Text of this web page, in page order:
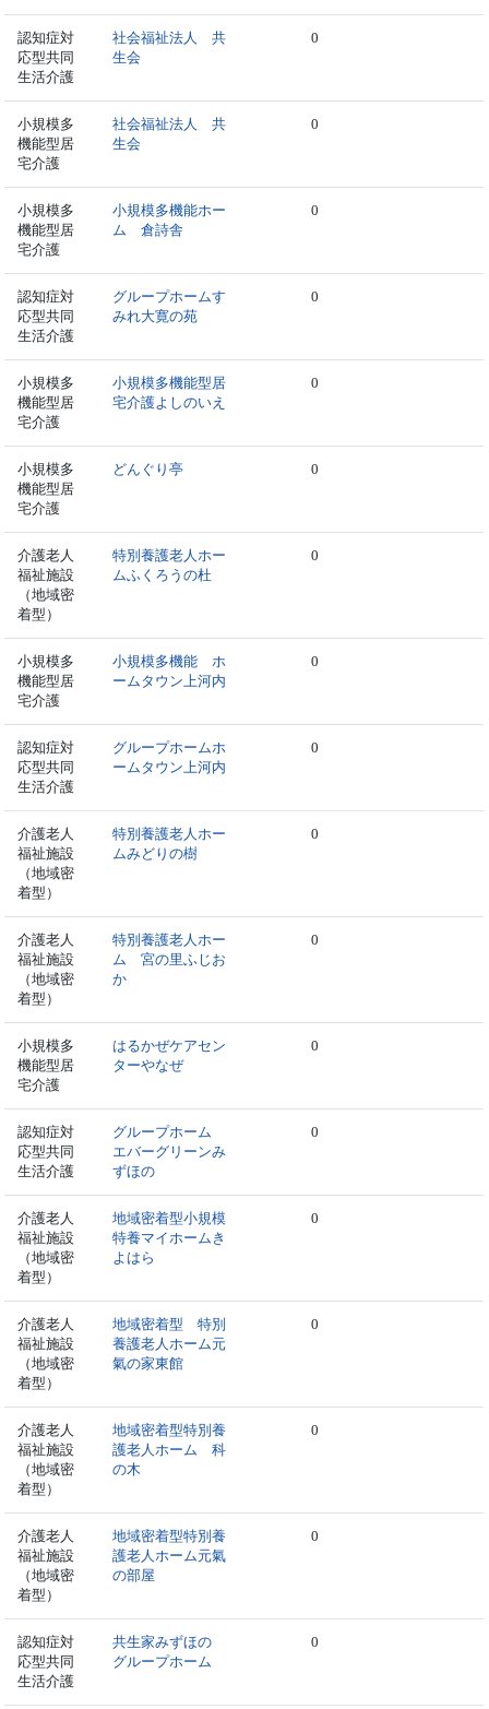
認知症対
応型共同
生活介護
社会福祉法人 共
生会
0
小規模多
機能型居
宅介護
社会福祉法人 共
生会
0
小規模多
機能型居
宅介護
小規模多機能ホー
ム 倉詩舎
0
認知症対
応型共同
生活介護
グループホームす
みれ大寛の苑
0
小規模多
機能型居
宅介護
小規模多機能型居
宅介護よしのいえ
0
小規模多
機能型居
宅介護
どんぐり亭 0
介護老人
福祉施設
（地域密
着型）
特別養護老人ホー
ムふくろうの杜
0
小規模多
機能型居
宅介護
小規模多機能 ホ
ームタウン上河内
0
認知症対
応型共同
生活介護
グループホームホ
ームタウン上河内
0
介護老人
福祉施設
（地域密
着型）
特別養護老人ホー
ムみどりの樹
0
介護老人
福祉施設
（地域密
着型）
特別養護老人ホー
ム 宮の里ふじお
か
0
小規模多
機能型居
宅介護
はるかぜケアセン
ターやなぜ
0
認知症対
応型共同
生活介護
グループホーム
エバーグリーンみ
ずほの
0
介護老人
福祉施設
（地域密
着型）
地域密着型小規模
特養マイホームき
よはら
0
介護老人
福祉施設
（地域密
着型）
地域密着型 特別
養護老人ホーム元
氣の家東館
0
介護老人
福祉施設
（地域密
着型）
地域密着型特別養
護老人ホーム 科
の木
0
介護老人
福祉施設
（地域密
着型）
地域密着型特別養
護老人ホーム元氣
の部屋
0
認知症対
応型共同
生活介護
共生家みずほの
グループホーム
0